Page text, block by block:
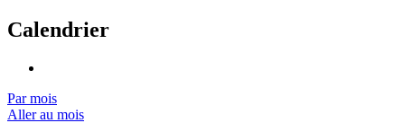
Calendrier
Par mois
Aller au mois